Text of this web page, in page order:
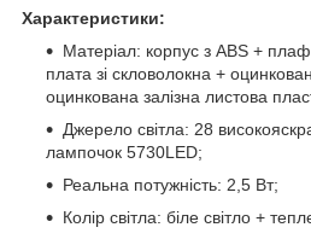
Характеристики:
Матеріал: корпус з ABS +
плата зі скловолокна +
оцинкована залізна листова
Джерело світла: 28
лампочок 5730LED;
Реальна потужність: 2,5 Вт;
Колір світла: біле світло +